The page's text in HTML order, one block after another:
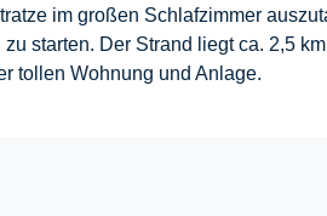
im großen Schlafzimmer
starten. Der Strand liegt ca. 2,5
tollen Wohnung und Anlage.